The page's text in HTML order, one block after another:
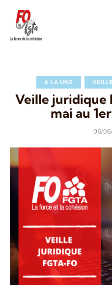
A LA UNE
Veille juridique
mai au
06/